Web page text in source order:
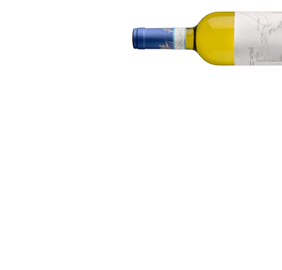
Bildergalerie überspringen